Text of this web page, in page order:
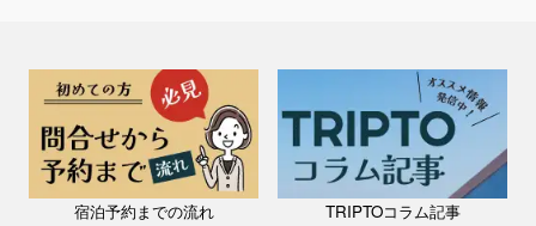
宿泊予約までの流れ TRIPTOコラム記事